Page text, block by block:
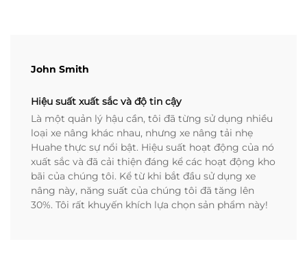
John Smith
Hiệu suất xuất sắc và độ tin cậy
Là một quản lý hậu cần, tôi đã từng sử dụng nhiều
loại xe nâng khác nhau, nhưng xe nâng tải nhẹ
Huahe thực sự nổi bật. Hiệu suất hoạt động của nó
xuất sắc và đã cải thiện đáng kể các hoạt động kho
bãi của chúng tôi. Kể từ khi bắt đầu sử dụng xe
nâng này, năng suất của chúng tôi đã tăng lên
30%. Tôi rất khuyến khích lựa chọn sản phẩm này!